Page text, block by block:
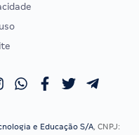
DE ORDEM
OAB
e Educação S/A, CNPJ: